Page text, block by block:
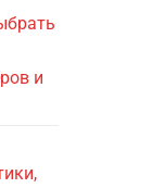
и